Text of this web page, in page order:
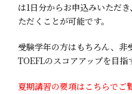
は1日分からお申込みいただ
ただくことが可能です。
受験学年の方はもちろん、非
TOEFLのスコアアップを目指
夏期講習の要項はこちらでご